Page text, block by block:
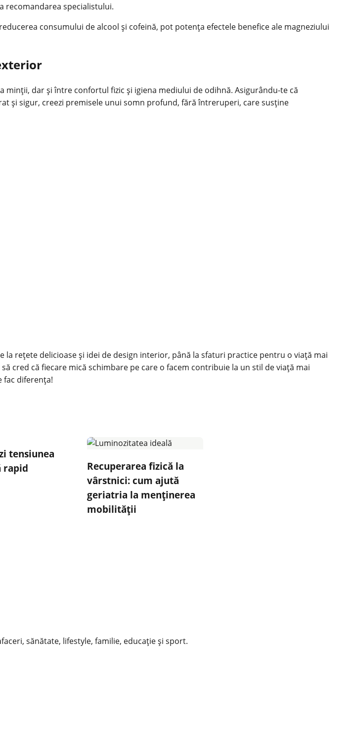
recomandarea specialistului.
consumului de alcool și cofeină, pot potența efectele benefice ale magneziului
dar și între confortul fizic și igiena mediului de odihnă. Asigurându-te că
și sigur, creezi premisele unui somn profund, fără întreruperi, care susține
rețete delicioase și idei de design interior, până la sfaturi practice pentru o viață mai
cred că fiecare mică schimbare pe care o facem contribuie la un stil de viață mai
fac diferența!
tensiunea
rapid
Recuperarea fizică la
vârstnici: cum ajută
geriatria la menținerea
mobilității
sănătate, lifestyle, familie, educație și sport.